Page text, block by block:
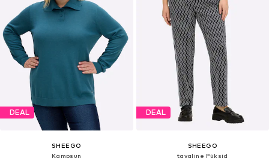
DEAL
SHEEGO
Kampsun
DEAL
SHEEGO
tavaline Püksid